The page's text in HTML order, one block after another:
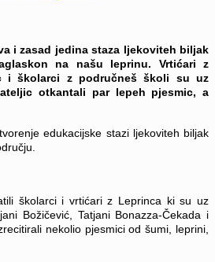
i zasad jedina staza ljekoviteh biljak
na našu leprinu. Vrtićari z
i školarci z područneš školi su uz
otkantali par lepeh pjesmic, a
edukacijske stazi ljekoviteh biljak
školarci i vrtićari z Leprinca ki su uz
Božičević, Tatjani Bonazza-Čekada i
nekolio pjesmici od šumi, leprini,